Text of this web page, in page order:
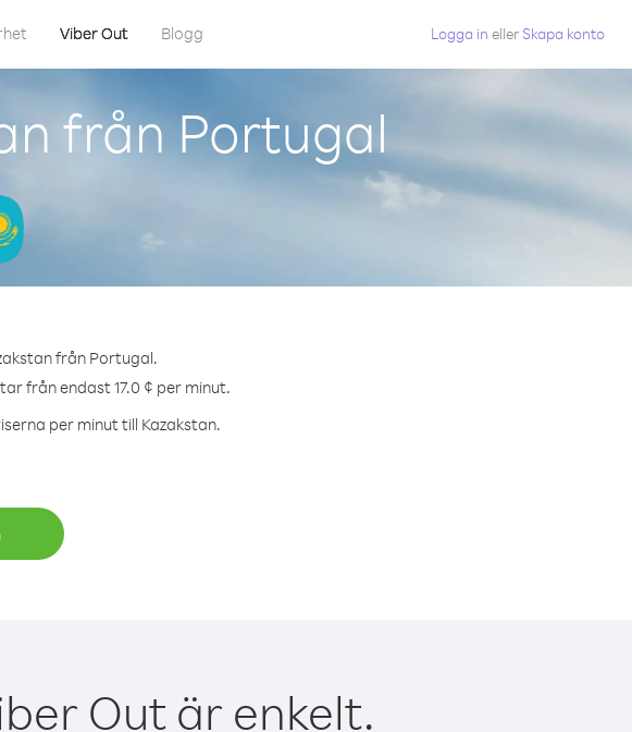
Viber Out Blogg Logga in eller Skapa konto
från Portugal
från Portugal.
från endast 17.0 ¢ per minut.
per minut till Kazakstan.
Out är enkelt.